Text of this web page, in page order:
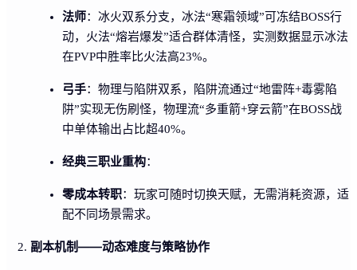
法师：冰火双系分支，冰法“寒霜领域”可冻结BOSS行
动，火法“熔岩爆发”适合群体清怪，实测数据显示冰法
在PVP中胜率比火法高23%。
弓手：物理与陷阱双系，陷阱流通过“地雷阵+毒雾陷
阱”实现无伤刷怪，物理流“多重箭+穿云箭”在BOSS战
中单体输出占比超40%。
经典三职业重构：
零成本转职：玩家可随时切换天赋，无需消耗资源，适
配不同场景需求。
副本机制——动态难度与策略协作